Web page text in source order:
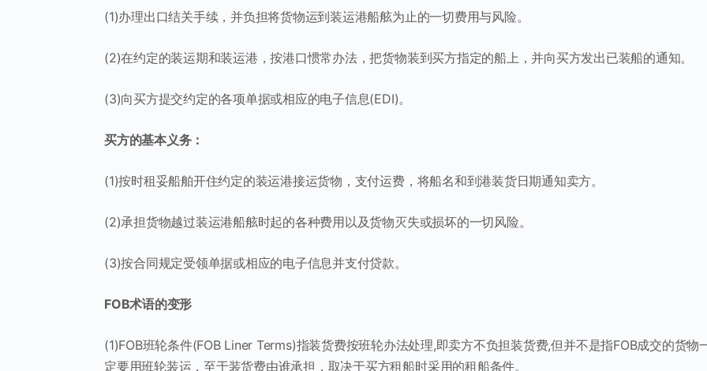
(1)办理出口结关手续，并负担将货物运到装运港船舷为止的一切费用与风险。
(2)在约定的装运期和装运港，按港口惯常办法，把货物装到买方指定的船上，并向买方发出已装船的通知。
(3)向买方提交约定的各项单据或相应的电子信息(EDI)。
买方的基本义务：
(1)按时租妥船舶开住约定的装运港接运货物，支付运费，将船名和到港装货日期通知卖方。
(2)承担货物越过装运港船舷时起的各种费用以及货物灭失或损坏的一切风险。
(3)按合同规定受领单据或相应的电子信息并支付贷款。
FOB术语的变形
(1)FOB班轮条件(FOB Liner Terms)指装货费按班轮办法处理,即卖方不负担装货费,但并不是指FOB成交的货物
定要用班轮装运，至于装货费由谁承担，取决于买方租船时采用的租船条件。